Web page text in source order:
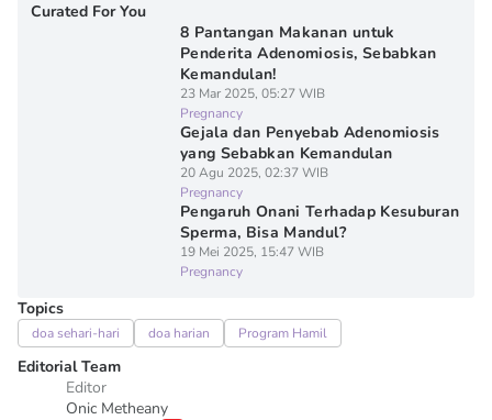
Curated For You
8 Pantangan Makanan untuk
Penderita Adenomiosis, Sebabkan
Kemandulan!
23 Mar 2025, 05:27 WIB
Pregnancy
Gejala dan Penyebab Adenomiosis
yang Sebabkan Kemandulan
20 Agu 2025, 02:37 WIB
Pregnancy
Pengaruh Onani Terhadap Kesuburan
Sperma, Bisa Mandul?
19 Mei 2025, 15:47 WIB
Pregnancy
Topics
doa sehari-hari doa harian Program Hamil
Editorial Team
Editor
Onic Metheany